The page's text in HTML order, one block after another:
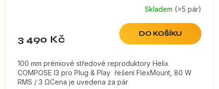
Skladem (>5 pár)
3 490 Kč DO KOŠÍKU
100 mm prémiové středové reproduktory Helix
COMPOSE I3 pro Plug & Play řešení FlexMount, 80 W
RMS / 3 ΩCena je uvedena za pár